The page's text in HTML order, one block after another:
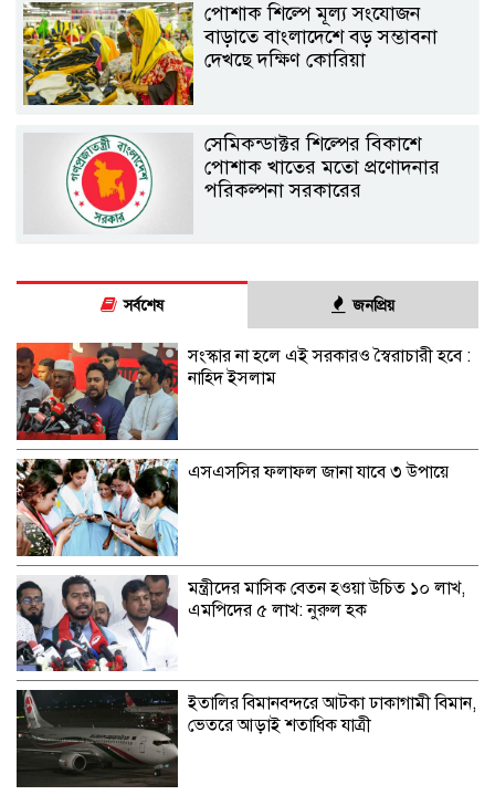
পোশাক শিল্পে মূল্য সংযোজন
বাড়াতে বাংলাদেশে বড় সম্ভাবনা
দেখছে দক্ষিণ কোরিয়া
সেমিকন্ডাক্টর শিল্পের বিকাশে
পোশাক খাতের মতো প্রণোদনার
পরিকল্পনা সরকারের
সর্বশেষ জনপ্রিয়
সংস্কার না হলে এই সরকারও স্বৈরাচারী হবে :
নাহিদ ইসলাম
এসএসসির ফলাফল জানা যাবে ৩ উপায়ে
মন্ত্রীদের মাসিক বেতন হওয়া উচিত ১০ লাখ,
এমপিদের ৫ লাখ: নুরুল হক
ইতালির বিমানবন্দরে আটকা ঢাকাগামী বিমান,
ভেতরে আড়াই শতাধিক যাত্রী